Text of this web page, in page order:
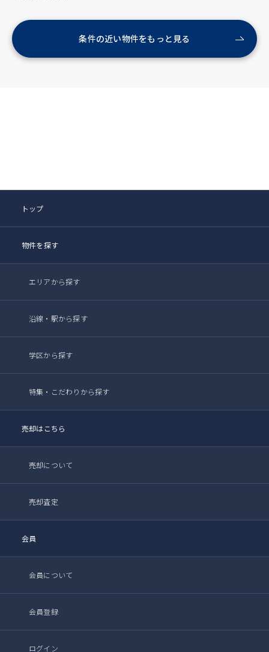
条件の近い物件をもっと見る
トップ
物件を探す
エリアから探す
沿線・駅から探す
学区から探す
特集・こだわりから探す
売却はこちら
売却について
売却査定
会員
会員について
会員登録
ログイン